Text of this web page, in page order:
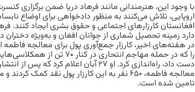
با وجود این، هنرمندانی مانند فرهاد دریا ضمن برگزاری
اروپایی، تلاش می‌کنند به منظور دادخواهی برای اوضاع
افغانستان کارزارهای اجتماعی و حقوق بشری ایجاد کنند.
دارد زمینه تحصیل شماری از جوانان افغان و به‌ویژه
در هفته‌های اخیر، کارزار جمع‌آوری پول برای معالجه فاطمه
را که در حمله مهاجم انتحاری
دست داد، راه‌اندازی کرد. او ۲۷ آبان اعلام
معالجه فاطمه، ۶۵۰ نفر به این کارزار پول نقد
تامین شده است.